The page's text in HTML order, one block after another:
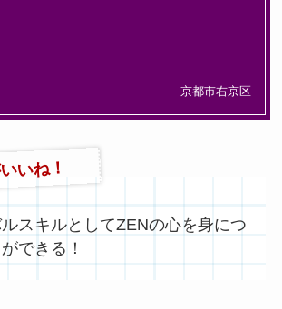
京都市右京区
いね！
スキルとしてZENの心を身につ
できる！